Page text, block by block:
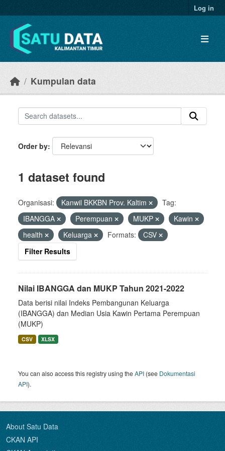
Log in
Kumpulan data
Order by
1 dataset found
Organisasi: Kanwil BKKBN Prov. Kaltim
Tag:
IBANGGA
Perempuan MUKP
Kawin
health
Keluarga Formats:
CSV
Filter Results
Nilai IBANGGA dan MUKP Tahun 2021-2022
Data berisi nilai Indeks Pembangunan Keluarga
(IBANGGA) dan Median Usia Kawin Pertama Perempuan
(MUKP)
CSV XLSX
You can also access this registry using theAPI (see Dokumentasi
API).
About Satu Data
CKAN API